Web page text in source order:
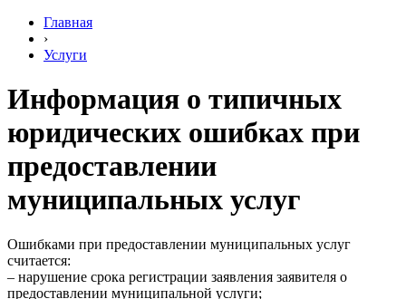
Главная
›
Услуги
Информация о типичных
юридических ошибках при
предоставлении
муниципальных услуг
Ошибками при предоставлении муниципальных услуг
считается:
– нарушение срока регистрации заявления заявителя о
предоставлении муниципальной услуги;